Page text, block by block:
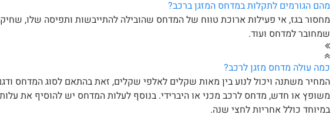
מהם הגורמים לתקלות במדחס המזגן ברכב?
מחסור בגז, אי פעילות ארוכת טווח של המדחס שהובילה להתייבשות ותפיסה שלו,
שמחובר למדחס ועוד.
כמה עולה מדחס מזגן לרכב?
המחיר משתנה ויכול לנוע בין מאות שקלים לאלפי שקלים, זאת בהתאם לסוג המדחס
במיוחד כולל אחריות לחצי שנה.